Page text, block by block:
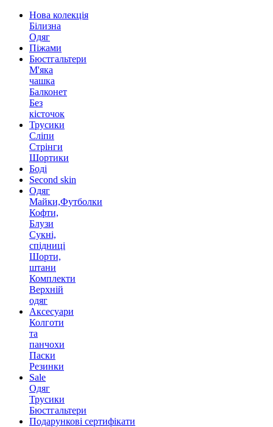
Нова колекція
Білизна
Одяг
Піжами
Бюстгальтери
М'яка
чашка
Балконет
Без
кісточок
Трусики
Сліпи
Стрінги
Шортики
Боді
Second skin
Одяг
Майки,Футболки
Кофти,
Блузи
Сукні,
спідниці
Шорти,
штани
Комплекти
Верхній
одяг
Аксесуари
Колготи
та
панчохи
Паски
Резинки
Sale
Одяг
Трусики
Бюстгальтери
Подарункові сертифікати